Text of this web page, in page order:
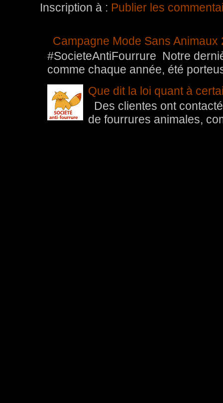
Inscription à : Publier les
Campagne Mode Sans Animaux
#SocieteAntiFourrure Notre
comme chaque année, été
Que dit la loi quant à
Des clientes ont
de fourrures animales,